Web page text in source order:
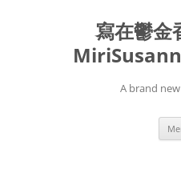
寫在鬱金
A brand